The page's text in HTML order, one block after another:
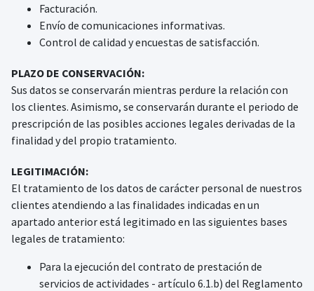
Facturación.
Envío de comunicaciones informativas.
Control de calidad y encuestas de satisfacción.
PLAZO DE CONSERVACIÓN:
Sus datos se conservarán mientras perdure la relación con
los clientes. Asimismo, se conservarán durante el periodo de
prescripción de las posibles acciones legales derivadas de la
finalidad y del propio tratamiento.
LEGITIMACIÓN:
El tratamiento de los datos de carácter personal de nuestros
clientes atendiendo a las finalidades indicadas en un
apartado anterior está legitimado en las siguientes bases
legales de tratamiento:
Para la ejecución del contrato de prestación de
servicios de actividades - artículo 6.1.b) del Reglamento